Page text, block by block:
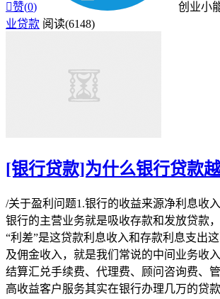
赞(0) 创业小
业贷款 阅读(6148)
[银行贷款]为什么银行贷款越
/关于盈利问题1.银行的收益来源净利息收
银行的主营业务就是吸收存款和发放贷款
“利差”是这贷款利息收入和存款利息支出
及佣金收入，就是我们常说的中间业务收
结算汇兑手续费、代理费、顾问咨询费、
高收益客户服务其实在银行办理几万的贷